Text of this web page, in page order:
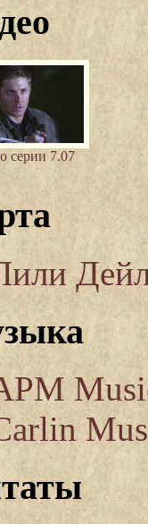
серии 7.07